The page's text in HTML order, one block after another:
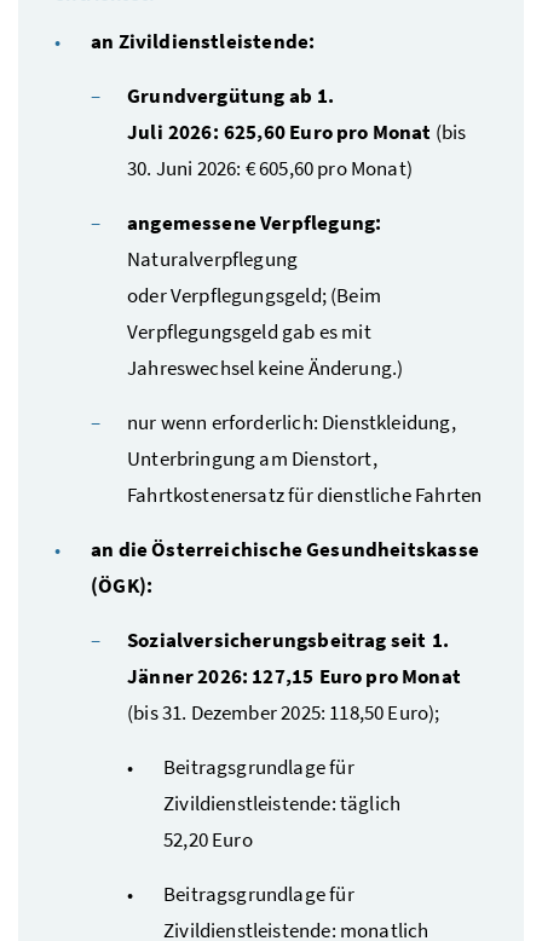
an Zivildienstleistende:
Grundvergütung ab 1.
Juli 2026: 625,60 Euro pro Monat (bis
30. Juni 2026: € 605,60 pro Monat)
angemessene Verpflegung:
Naturalverpflegung
oder Verpflegungsgeld; (Beim
Verpflegungsgeld gab es mit
Jahreswechsel keine Änderung.)
nur wenn erforderlich: Dienstkleidung,
Unterbringung am Dienstort,
Fahrtkostenersatz für dienstliche Fahrten
an die Österreichische Gesundheitskasse
(ÖGK):
Sozialversicherungsbeitrag seit 1.
Jänner 2026: 127,15 Euro pro Monat
(bis 31. Dezember 2025: 118,50 Euro);
Beitragsgrundlage für
Zivildienstleistende: täglich
52,20 Euro
Beitragsgrundlage für
Zivildienstleistende: monatlich